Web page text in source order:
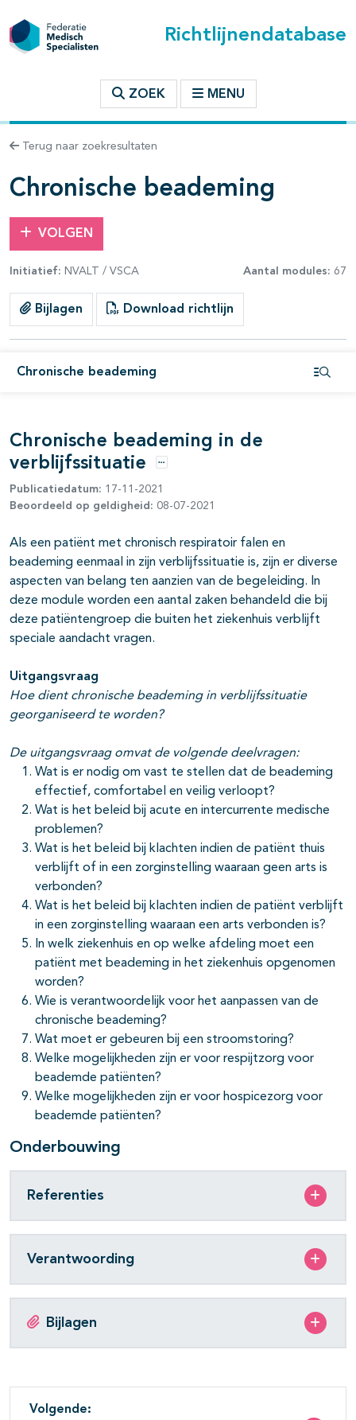
Richtlijnendatabase
ZOEK MENU
Terug naar zoekresultaten
Chronische beademing
VOLGEN
Initiatief: NVALT / VSCA Aantal modules: 67
Bijlagen Download richtlijn
Chronische beademing
binnen deze richtlijn
open- en dichtklappen
open- en dichtklappen
open- en dichtklappen
open- en dichtklappen
open- en dichtklappen
open- en dichtklappen
open- en dichtklappen
open- en dichtklappen
open- en dichtklappen
Chronische beademing in de
verblijfssituatie
Opties
Publicatiedatum: 17-11-2021
Beoordeeld op geldigheid: 08-07-2021
Als een patiënt met chronisch respiratoir falen en
beademing eenmaal in zijn verblijfssituatie is, zijn er diverse
aspecten van belang ten aanzien van de begeleiding. In
deze module worden een aantal zaken behandeld die bij
deze patiëntengroep die buiten het ziekenhuis verblijft
speciale aandacht vragen.
Uitgangsvraag
Hoe dient chronische beademing in verblijfssituatie
georganiseerd te worden?
De uitgangsvraag omvat de volgende deelvragen:
Wat is er nodig om vast te stellen dat de beademing
effectief, comfortabel en veilig verloopt?
Wat is het beleid bij acute en intercurrente medische
problemen?
Wat is het beleid bij klachten indien de patiënt thuis
verblijft of in een zorginstelling waaraan geen arts is
verbonden?
Wat is het beleid bij klachten indien de patiënt verblijft
in een zorginstelling waaraan een arts verbonden is?
In welk ziekenhuis en op welke afdeling moet een
patiënt met beademing in het ziekenhuis opgenomen
worden?
Wie is verantwoordelijk voor het aanpassen van de
chronische beademing?
Wat moet er gebeuren bij een stroomstoring?
Welke mogelijkheden zijn er voor respijtzorg voor
beademde patiënten?
Welke mogelijkheden zijn er voor hospicezorg voor
beademde patiënten?
Onderbouwing
Referenties
Verantwoording
Bijlagen
Volgende: